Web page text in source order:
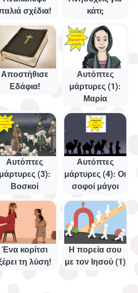
σχέδια!
κάτι;
Αποστήθισε
Εδάφια!
Αυτόπτες
μάρτυρες (1):
Μαρία
Αυτόπτες
μάρτυρες (3):
Βοσκοί
Αυτόπτες
μάρτυρες (4): Οι
σοφοί μάγοι
Ένα κορίτσι
τη λύση!
Η πορεία σου
με τον Ιησού (1)